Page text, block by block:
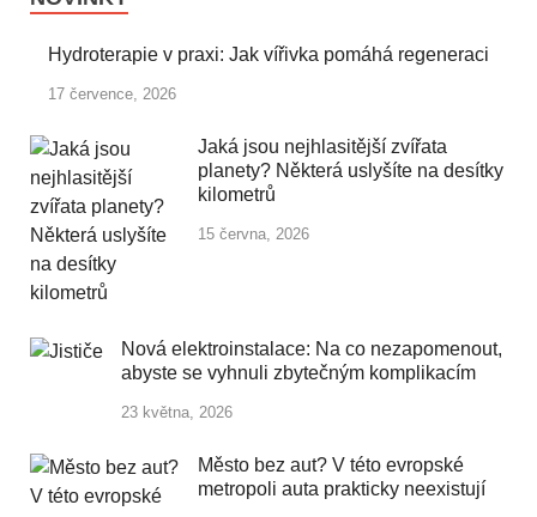
Hydroterapie v praxi: Jak vířivka pomáhá regeneraci
17 července, 2026
Jaká jsou nejhlasitější zvířata
planety? Některá uslyšíte na desítky
kilometrů
15 června, 2026
Nová elektroinstalace: Na co nezapomenout,
abyste se vyhnuli zbytečným komplikacím
23 května, 2026
Město bez aut? V této evropské
metropoli auta prakticky neexistují